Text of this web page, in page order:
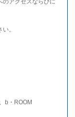
。
b・ROOM